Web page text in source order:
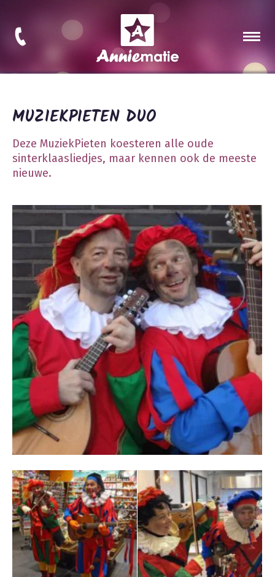
MUZIEKPIETEN DUO
Deze MuziekPieten koesteren alle oude
sinterklaasliedjes, maar kennen ook de meeste
nieuwe.